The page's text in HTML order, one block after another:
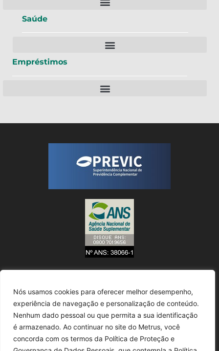
Nós usamos cookies para oferecer melhor desempenho,
experiência de navegação e personalização de conteúdo.
Nenhum dado pessoal ou que permita a sua identificação
é armazenado. Ao continuar no site do Metrus, você
concorda com os termos da Política de Proteção e
Saúde
Empréstimos